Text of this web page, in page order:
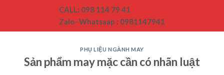
CALL: 098 114 79 41
Zalo- Whatsaap : 0981147941
PHỤ LIỆU NGÀNH MAY
Sản phẩm may mặc cần có nhãn luật